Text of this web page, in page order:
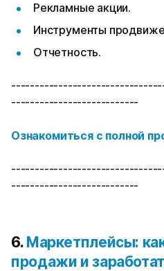
Рекламные акции.
Инструменты
Отчетность.
---------------------------
Ознакомиться с полной
---------------------------
6. Маркетплейсы:
продажи и